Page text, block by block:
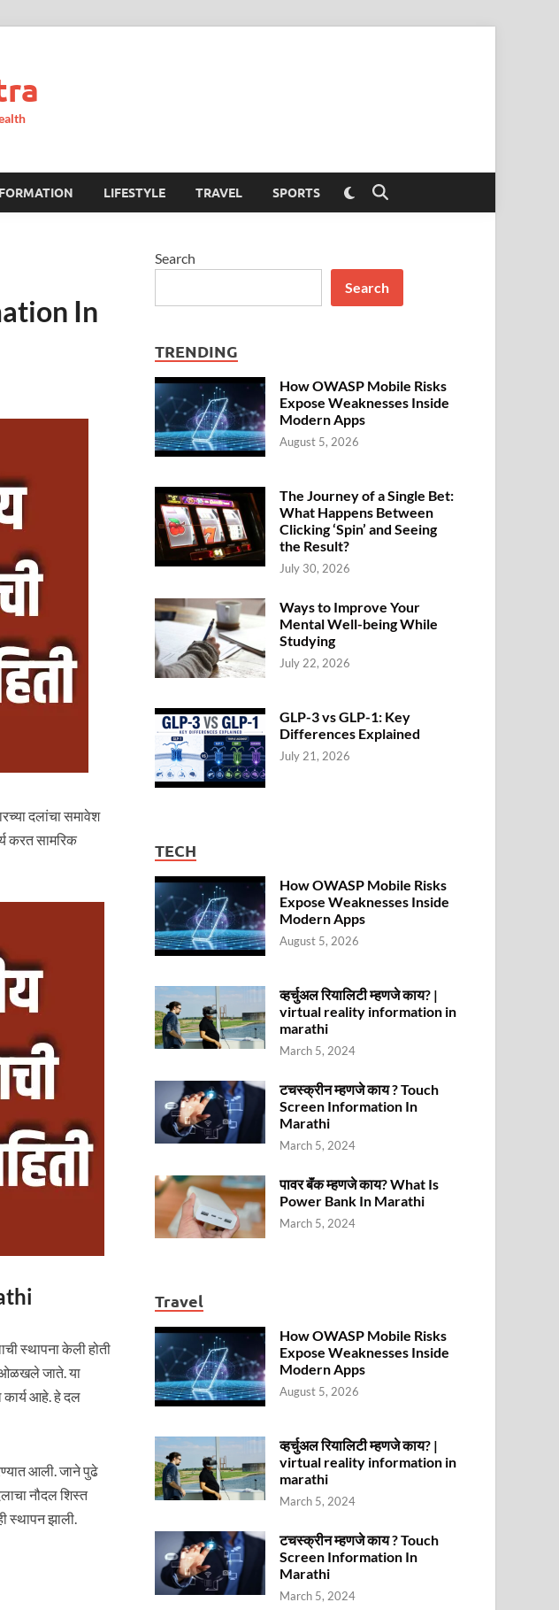
LIFESTYLE TRAVEL SPORTS Switch
to
Open
Search
In
दलांचा समावेश
करत सामरिक
स्थापना केली होती
ओळखले जाते. या
कार्य आहे. हे दल
आली. जाने पुढे
नौदल शिस्त
स्थापन झाली.
Search
Search
TRENDING
How OWASP Mobile Risks
Expose Weaknesses Inside
Modern Apps
August 5, 2026
The Journey of a Single Bet:
What Happens Between
Clicking ‘Spin’ and Seeing
the Result?
July 30, 2026
Ways to Improve Your
Mental Well-being While
Studying
July 22, 2026
GLP-3 vs GLP-1: Key
Differences Explained
July 21, 2026
TECH
How OWASP Mobile Risks
Expose Weaknesses Inside
Modern Apps
August 5, 2026
व्हर्चुअल रियालिटी म्हणजे काय? |
virtual reality information in
marathi
March 5, 2024
टचस्क्रीन म्हणजे काय ? Touch
Screen Information In
Marathi
March 5, 2024
पावर बॅंक म्हणजे काय? What Is
Power Bank In Marathi
March 5, 2024
Travel
How OWASP Mobile Risks
Expose Weaknesses Inside
Modern Apps
August 5, 2026
व्हर्चुअल रियालिटी म्हणजे काय? |
virtual reality information in
marathi
March 5, 2024
टचस्क्रीन म्हणजे काय ? Touch
Screen Information In
Marathi
March 5, 2024